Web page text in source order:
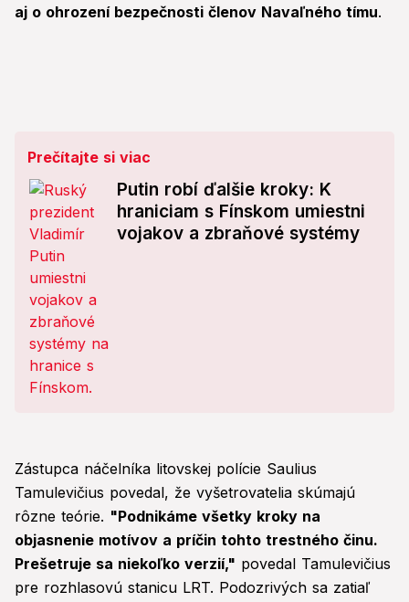
aj o ohrození bezpečnosti členov Navaľného tímu.
Prečítajte si viac
Putin robí ďalšie kroky: K
hraniciam s Fínskom umiestni
vojakov a zbraňové systémy
Zástupca náčelníka litovskej polície Saulius
Tamulevičius povedal, že vyšetrovatelia skúmajú
rôzne teórie. "Podnikáme všetky kroky na
objasnenie motívov a príčin tohto trestného činu.
Prešetruje sa niekoľko verzií," povedal Tamulevičius
pre rozhlasovú stanicu LRT. Podozrivých sa zatiaľ